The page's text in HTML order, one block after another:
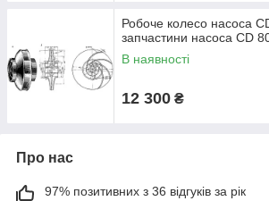
Робоче колесо насоса
запчастини насоса CD
В наявності
12 300 ₴
Про нас
97% позитивних з 36 відгуків за рік